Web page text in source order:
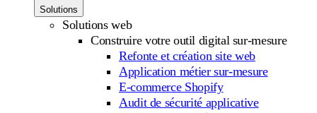
Solutions
Solutions web
Construire votre outil digital sur-mesure
Refonte et création site web
Application métier sur-mesure
E-commerce Shopify
Audit de sécurité applicative